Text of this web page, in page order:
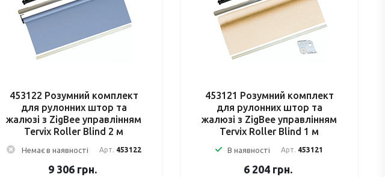
453122 Розумний комплект
для рулонних штор та
жалюзі з ZigBee управлінням
Tervix Roller Blind 2 м
Немає в наявності Арт. 453122
9 306 грн.
453121 Розумний комплект
для рулонних штор та
жалюзі з ZigBee управлінням
Tervix Roller Blind 1 м
В наявності Арт. 453121
6 204 грн.